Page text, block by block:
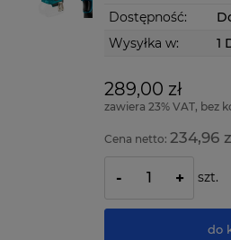
Dostępność:
Wysyłka w:
1
289,00 zł
zawiera 23% VAT, bez
Cena netto: 234,96
- + szt.
do